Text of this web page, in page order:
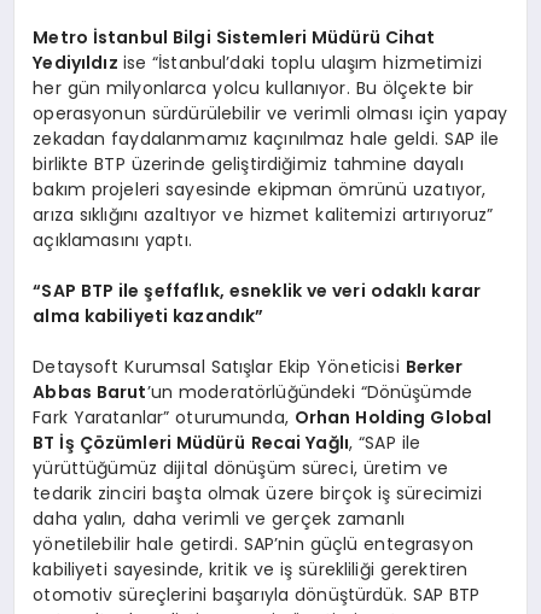
Metro İstanbul Bilgi Sistemleri Müdürü Cihat
Yediyıldız ise “İstanbul’daki toplu ulaşım hizmetimizi
her gün milyonlarca yolcu kullanıyor. Bu ölçekte bir
operasyonun sürdürülebilir ve verimli olması için yapay
zekadan faydalanmamız kaçınılmaz hale geldi. SAP ile
birlikte BTP üzerinde geliştirdiğimiz tahmine dayalı
bakım projeleri sayesinde ekipman ömrünü uzatıyor,
arıza sıklığını azaltıyor ve hizmet kalitemizi artırıyoruz”
açıklamasını yaptı.
“SAP BTP ile şeffaflık, esneklik ve veri odaklı karar
alma kabiliyeti kazandık”
Detaysoft Kurumsal Satışlar Ekip Yöneticisi Berker
Abbas Barut’un moderatörlüğündeki “Dönüşümde
Fark Yaratanlar” oturumunda, Orhan Holding Global
BT İş Çözümleri Müdürü Recai Yağlı, “SAP ile
yürüttüğümüz dijital dönüşüm süreci, üretim ve
tedarik zinciri başta olmak üzere birçok iş sürecimizi
daha yalın, daha verimli ve gerçek zamanlı
yönetilebilir hale getirdi. SAP’nin güçlü entegrasyon
kabiliyeti sayesinde, kritik ve iş sürekliliği gerektiren
otomotiv süreçlerini başarıyla dönüştürdük. SAP BTP